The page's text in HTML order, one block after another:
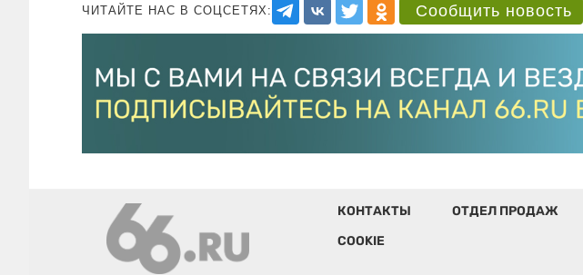
ЧИТАЙТЕ НАС В СОЦСЕТЯХ: Сообщить новость
КОНТАКТЫ ОТДЕЛ ПРОДАЖ
COOKIE